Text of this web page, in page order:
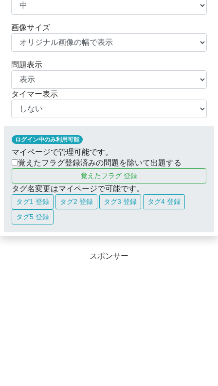
画像サイズ
問題表示
タイマー表示
ログイン中のみ利用可能
マイページで管理可能です。
覚えたフラグ登録済みの問題を除いて出題する
覚えたフラグ 登録
タグ名変更はマイページで可能です。
タグ1 登録 タグ2 登録 タグ3 登録
タグ4 登録
タグ5 登録
スポンサー